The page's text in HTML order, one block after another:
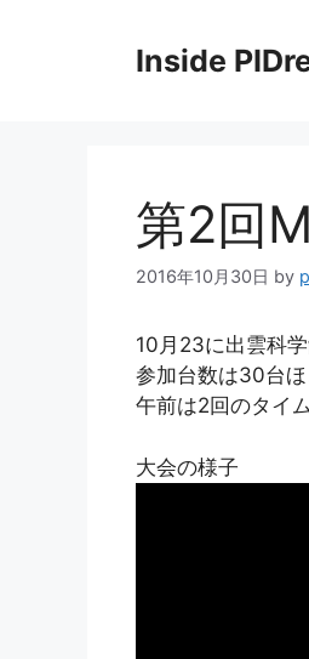
Inside
第2回
2016年10月30日 by
10月23に出雲科
参加台数は30台ほ
午前は2回のタイ
大会の様子